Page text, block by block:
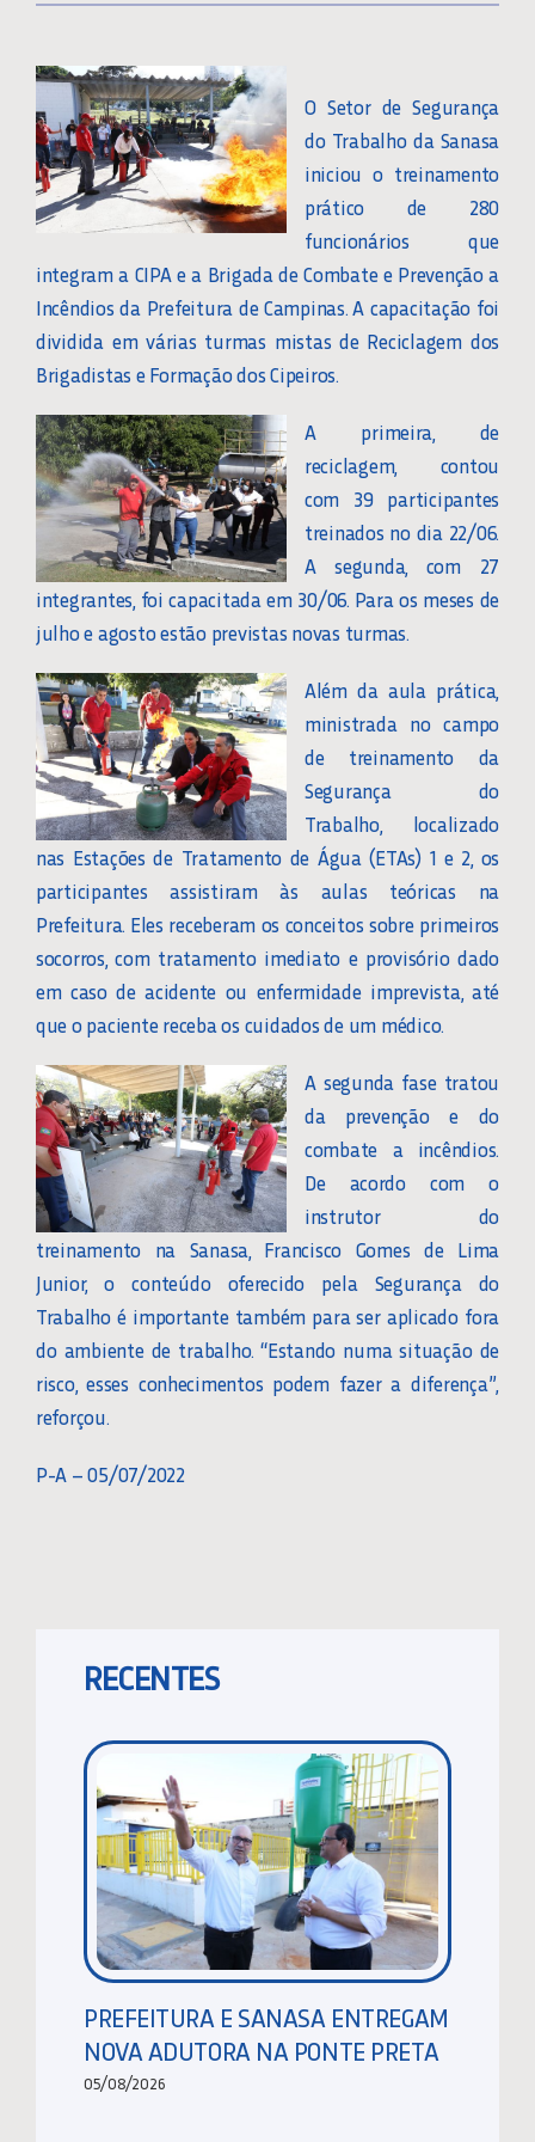
O Setor de Segurança
do Trabalho da Sanasa
iniciou o treinamento
prático de 280
funcionários que
integram a CIPA e a Brigada de Combate e Prevenção a
Incêndios da Prefeitura de Campinas. A capacitação foi
dividida em várias turmas mistas de Reciclagem dos
Brigadistas e Formação dos Cipeiros.
A primeira, de
reciclagem, contou
com 39 participantes
treinados no dia 22/06.
A segunda, com 27
integrantes, foi capacitada em 30/06. Para os meses de
julho e agosto estão previstas novas turmas.
Além da aula prática,
ministrada no campo
de treinamento da
Segurança do
Trabalho, localizado
nas Estações de Tratamento de Água (ETAs) 1 e 2, os
participantes assistiram às aulas teóricas na
Prefeitura. Eles receberam os conceitos sobre primeiros
socorros, com tratamento imediato e provisório dado
em caso de acidente ou enfermidade imprevista, até
que o paciente receba os cuidados de um médico.
A segunda fase tratou
da prevenção e do
combate a incêndios.
De acordo com o
instrutor do
treinamento na Sanasa, Francisco Gomes de Lima
Junior, o conteúdo oferecido pela Segurança do
Trabalho é importante também para ser aplicado fora
do ambiente de trabalho. “Estando numa situação de
risco, esses conhecimentos podem fazer a diferença”,
reforçou.
P-A – 05/07/2022
RECENTES
PREFEITURA E SANASA ENTREGAM
NOVA ADUTORA NA PONTE PRETA
05/08/2026